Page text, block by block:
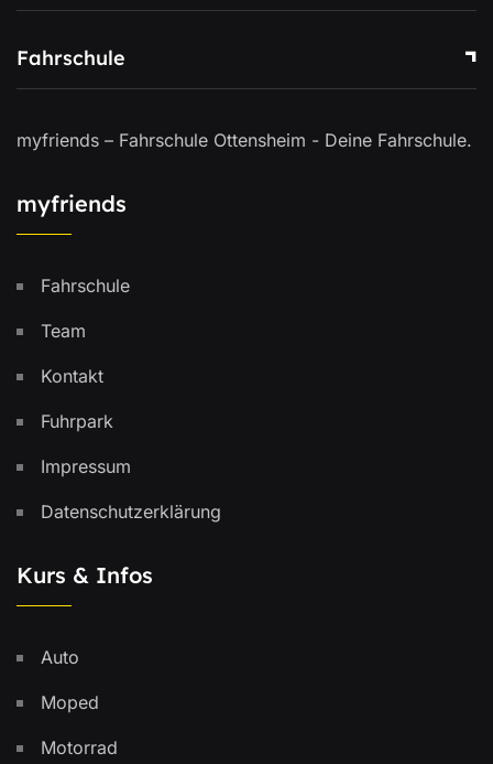
Fahrschule
myfriends – Fahrschule Ottensheim - Deine Fahrschule.
myfriends
Fahrschule
Team
Kontakt
Fuhrpark
Impressum
Datenschutzerklärung
Kurs & Infos
Auto
Moped
Motorrad